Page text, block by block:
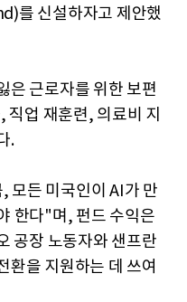
를 신설하자고 제안했
은 근로자를 위한 보편
직업 재훈련, 의료비 지
.
모든 미국인이 AI가 만
한다"며, 펀드 수익은
공장 노동자와 샌프란
환을 지원하는 데 쓰여